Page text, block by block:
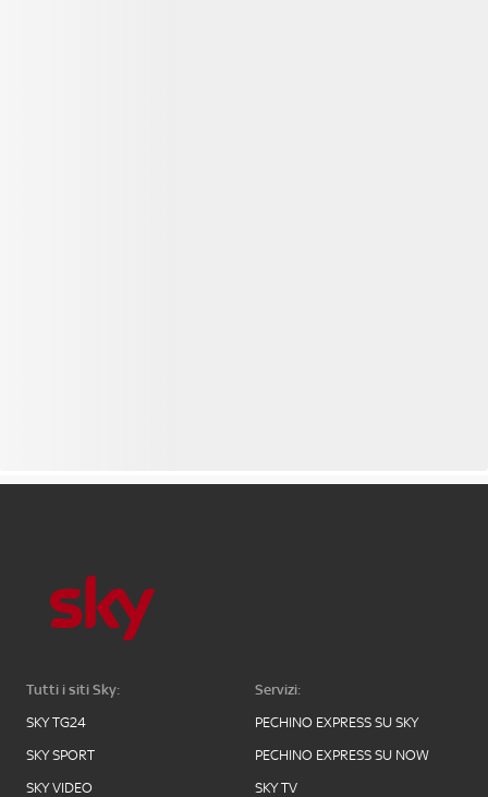
Tutti i siti Sky:
SKY TG24
SKY SPORT
SKY VIDEO
Servizi:
PECHINO EXPRESS SU SKY
PECHINO EXPRESS SU NOW
SKY TV